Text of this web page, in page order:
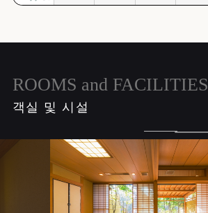
ROOMS and FACILITIES
객실 및 시설